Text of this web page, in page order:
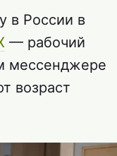
в России в
— рабочий
мессенджере
возраст